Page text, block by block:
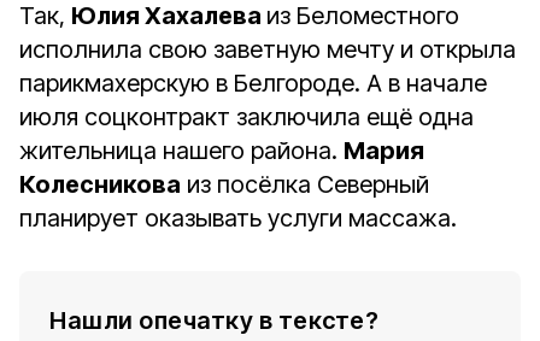
Так, Юлия Хахалева из Беломестного
исполнила свою заветную мечту и открыла
парикмахерскую в Белгороде. А в начале
июля соцконтракт заключила ещё одна
жительница нашего района. Мария
Колесникова из посёлка Северный
планирует оказывать услуги массажа.
Нашли опечатку в тексте?